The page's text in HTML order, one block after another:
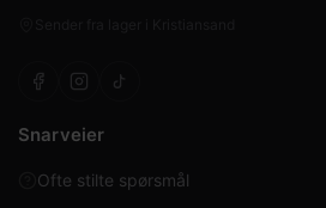
Snarveier
Ofte stilte spørsmål